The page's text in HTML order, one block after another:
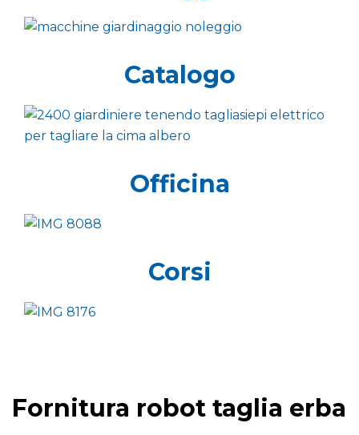
Catalogo
Officina
Corsi
Fornitura robot taglia erba